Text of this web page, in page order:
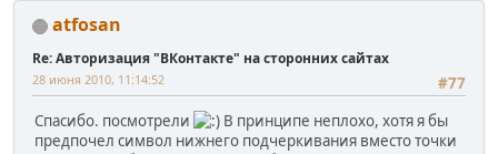
atfosan
Re: Авторизация "ВКонтакте" на сторонних сайтах
#77
28 июня 2010, 11:14:52
Спасибо. посмотрели
В принципе неплохо, хотя я бы
предпочел символ нижнего подчеркивания вместо точки